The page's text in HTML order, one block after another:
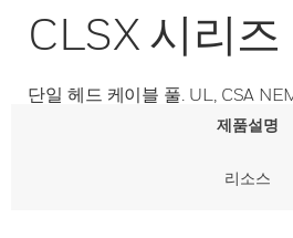
CLSX 시리즈
단일 헤드 케이블 풀. UL, CSA
제품설명
리소스